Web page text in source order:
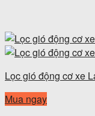
Lọc gió động cơ xe
Mua ngay